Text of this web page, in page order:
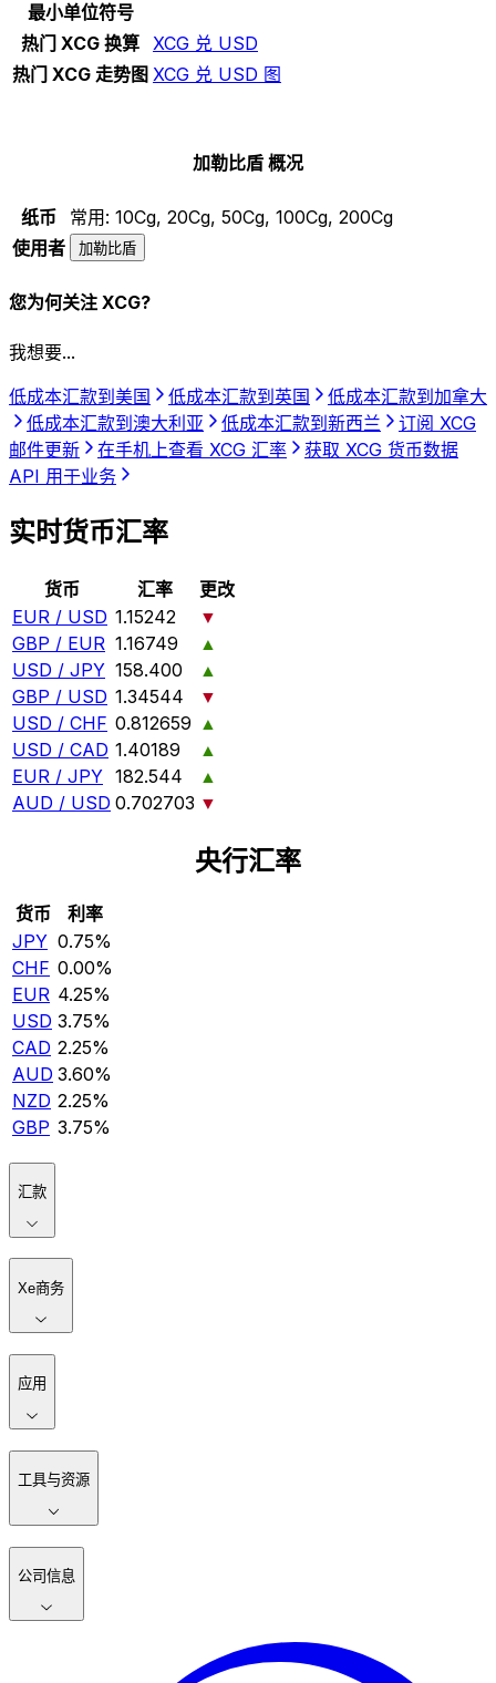
最小单位符号
热门 XCG 换算 XCG 兑 USD
热门 XCG 走势图 XCG 兑 USD 图
加勒比盾 概况
纸币 常用: 10Cg, 20Cg, 50Cg, 100Cg, 200Cg
使用者
加勒比盾
您为何关注 XCG?
我想要...
低成本汇款到美国
低成本汇款到英国
低成本汇款到加拿大
低成本汇款到澳大利亚
低成本汇款到新西兰
订阅 XCG
邮件更新
在手机上查看 XCG 汇率
获取 XCG 货币数据
API 用于业务
实时货币汇率
货币 汇率
更改
EUR / USD 1.15242
▼
GBP / EUR 1.16749
▲
USD / JPY 158.400
▲
GBP / USD 1.34544
▼
USD / CHF 0.812659 ▲
USD / CAD 1.40189
▲
EUR / JPY 182.544
▲
AUD / USD 0.702703 ▼
央行汇率
货币
利率
JPY 0.75%
CHF 0.00%
EUR 4.25%
USD 3.75%
CAD 2.25%
AUD 3.60%
NZD 2.25%
GBP 3.75%
汇款
Xe商务
应用
工具与资源
公司信息